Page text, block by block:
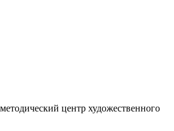
центр художественного